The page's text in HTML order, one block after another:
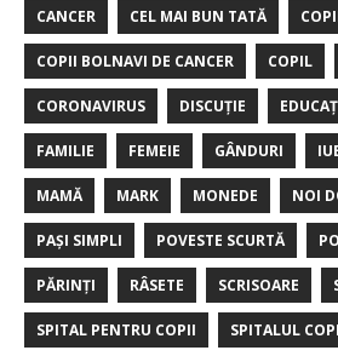
CANCER CEL MAI BUN TATĂ
COPII BOLNAVI DE CANCER COPIL
CORONAVIRUS DISCUȚIE
FAMILIE FEMEIE GÂNDURI
MAMĂ MARK MONEDE NOI
PAȘI SIMPLI POVESTE SCURTĂ
PĂRINȚI RÂSETE SCRISOARE
SPITAL PENTRU COPII SPITALUL